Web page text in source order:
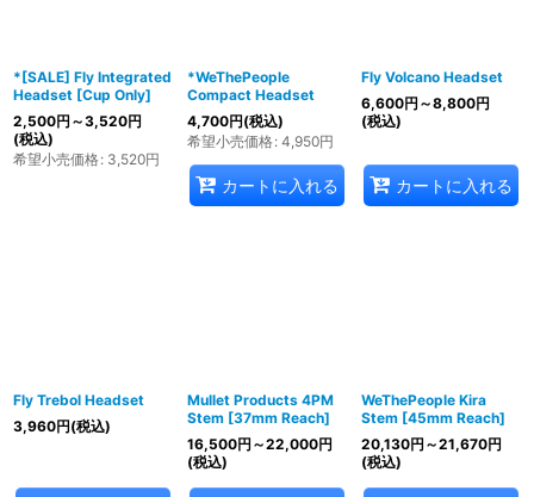
*[SALE] Fly Integrated
Headset [Cup Only]
2,500円 ～3,520円
(税込)
希望小売価格: 3,520円
*WeThePeople
Compact Headset
4,700円(税込)
希望小売価格: 4,950円
カートに入れる
Fly Volcano Headset
6,600円 ～8,800円
(税込)
カートに入れる
Fly Trebol Headset
3,960円(税込)
Mullet Products 4PM
Stem [37mm Reach]
16,500円 ～22,000円
(税込)
WeThePeople Kira
Stem [45mm Reach]
20,130円 ～21,670円
(税込)